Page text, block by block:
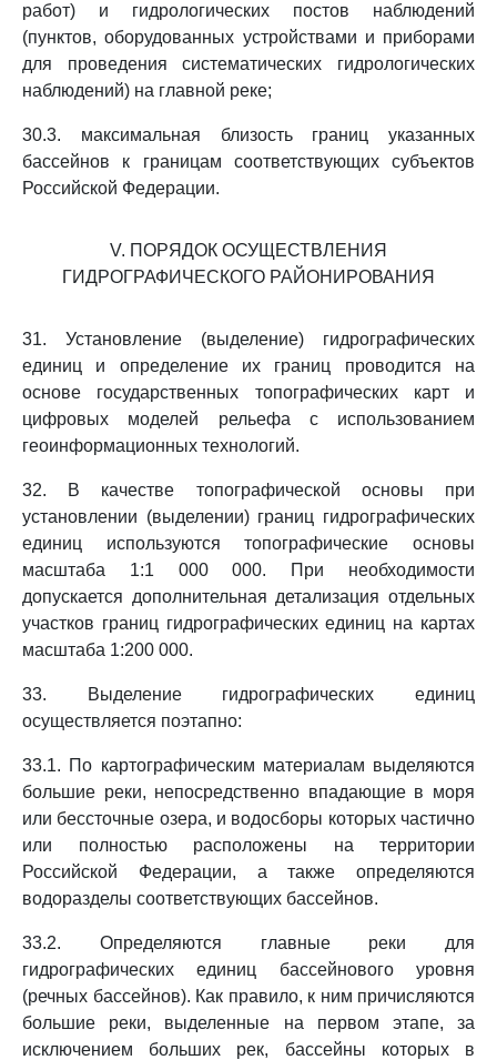
работ) и гидрологических постов наблюдений
(пунктов, оборудованных устройствами и приборами
для проведения систематических гидрологических
наблюдений) на главной реке;
30.3. максимальная близость границ указанных
бассейнов к границам соответствующих субъектов
Российской Федерации.
V. ПОРЯДОК ОСУЩЕСТВЛЕНИЯ
ГИДРОГРАФИЧЕСКОГО РАЙОНИРОВАНИЯ
31. Установление (выделение) гидрографических
единиц и определение их границ проводится на
основе государственных топографических карт и
цифровых моделей рельефа с использованием
геоинформационных технологий.
32. В качестве топографической основы при
установлении (выделении) границ гидрографических
единиц используются топографические основы
масштаба 1:1 000 000. При необходимости
допускается дополнительная детализация отдельных
участков границ гидрографических единиц на картах
масштаба 1:200 000.
33. Выделение гидрографических единиц
осуществляется поэтапно:
33.1. По картографическим материалам выделяются
большие реки, непосредственно впадающие в моря
или бессточные озера, и водосборы которых частично
или полностью расположены на территории
Российской Федерации, а также определяются
водоразделы соответствующих бассейнов.
33.2. Определяются главные реки для
гидрографических единиц бассейнового уровня
(речных бассейнов). Как правило, к ним причисляются
большие реки, выделенные на первом этапе, за
исключением больших рек, бассейны которых в